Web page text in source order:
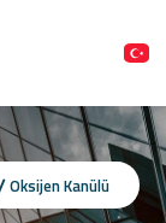
Oksijen Kanülü